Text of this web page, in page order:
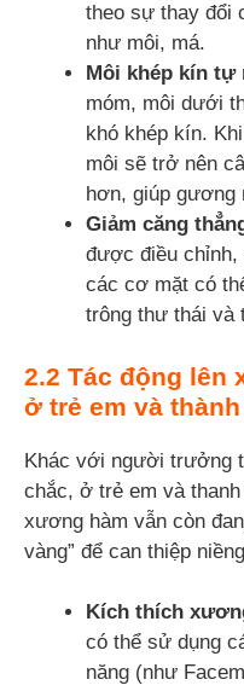
theo sự thay đổi
như môi, má.
Môi khép kín tự
móm, môi dưới
khó khép kín.
môi sẽ trở nên
hơn, giúp gương
Giảm căng
được điều
các cơ mặt có
trông thư thái và
2.2 Tác động lên
ở trẻ em và
Khác với người trưởng
chắc, ở trẻ em và
xương hàm vẫn còn
vàng” để can thiệp
Kích thích
có thể sử dụng
năng (như